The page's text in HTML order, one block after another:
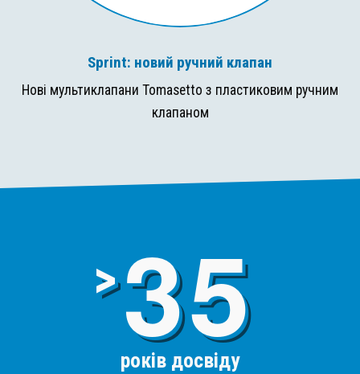
Sprint: новий ручний клапан
Нові мультиклапани Tomasetto з пластиковим ручним
клапаном
>3
років досвіду